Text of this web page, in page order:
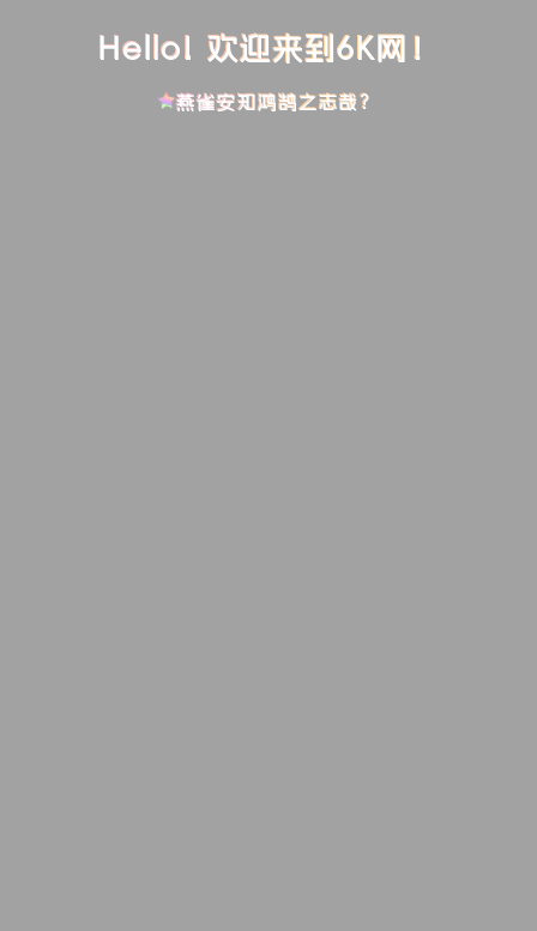
Hello! 欢迎来到6K网！
燕雀安知鸿鹄之志哉？